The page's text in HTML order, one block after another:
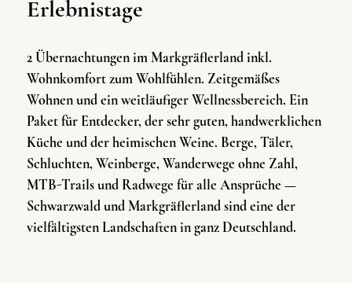
Erlebnistage
2 Übernachtungen im Markgräflerland inkl.
Wohnkomfort zum Wohlfühlen. Zeitgemäßes
Wohnen und ein weitläufiger Wellnessbereich. Ein
Paket für Entdecker, der sehr guten, handwerklichen
Küche und der heimischen Weine. Berge, Täler,
Schluchten, Weinberge, Wanderwege ohne Zahl,
MTB-Trails und Radwege für alle Ansprüche —
Schwarzwald und Markgräflerland sind eine der
vielfältigsten Landschaften in ganz Deutschland.